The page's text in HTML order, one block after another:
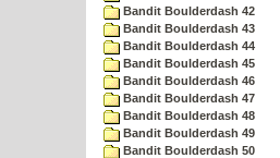
Bandit Boulderdash 42
Bandit Boulderdash 43
Bandit Boulderdash 44
Bandit Boulderdash 45
Bandit Boulderdash 46
Bandit Boulderdash 47
Bandit Boulderdash 48
Bandit Boulderdash 49
Bandit Boulderdash 50